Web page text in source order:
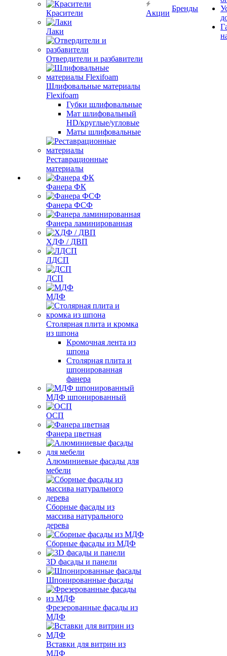
Красители
Лаки
Отвердители и разбавители
Шлифовальные материалы
Flexifoam
Губки шлифовальные
Мат шлифовальный
HD/круглые/угловые
Маты шлифовальные
Реставрационные
материалы
Фанера ФК
Фанера ФСФ
Фанера ламинированная
ХДФ / ДВП
ЛДСП
ДСП
МДФ
Столярная плита и кромка
из шпона
Кромочная лента из
шпона
Столярная плита и
шпонированная
фанера
МДФ шпонированный
ОСП
Фанера цветная
Алюминиевые фасады для
мебели
Сборные фасады из
массива натурального
дерева
Сборные фасады из МДФ
3D фасады и панели
Шпонированные фасады
Фрезерованные фасады из
МДФ
Вставки для витрин из
МДФ
Акции
Бренды